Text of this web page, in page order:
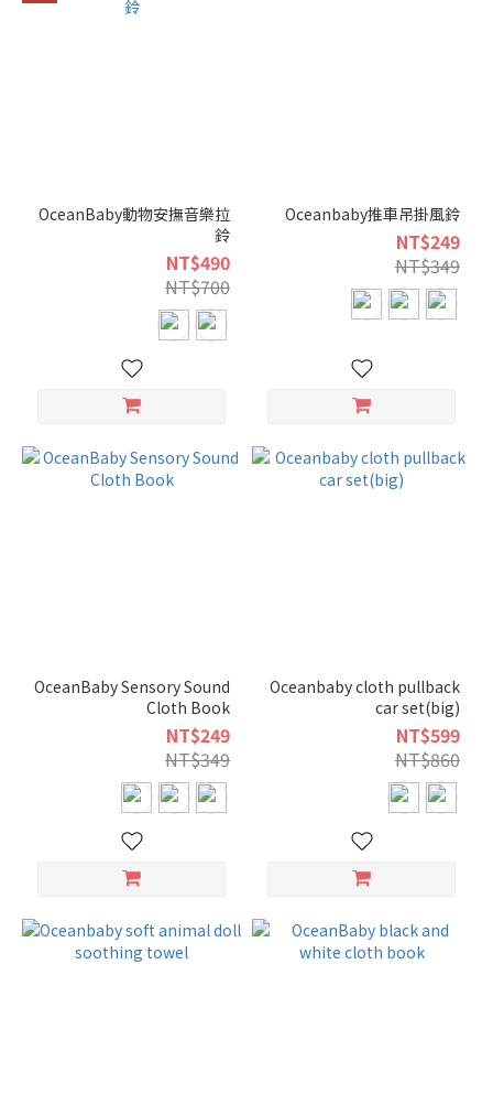
OceanBaby動物安撫音樂拉
鈴
NT$490
NT$700
Oceanbaby推車吊掛風鈴
NT$249
NT$349
OceanBaby Sensory Sound
Cloth Book
NT$249
NT$349
Oceanbaby cloth pullback
car set(big)
NT$599
NT$860